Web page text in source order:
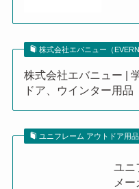
株式会社エバニュー（
株式会社エバニュー |
ドア、ウインター用品
ユニフレーム アウトドア用
ユ
メ